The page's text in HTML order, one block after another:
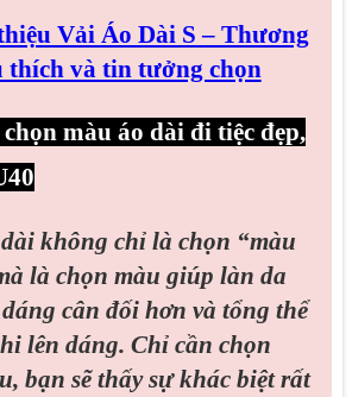
Vải Áo Dài S – Thương
thích và tin tưởng chọn
màu áo dài đi tiệc đẹp,
không chỉ là chọn “màu
là chọn màu giúp làn da
cân đối hơn và tổng thể
lên dáng. Chỉ cần chọn
bạn sẽ thấy sự khác biệt rất